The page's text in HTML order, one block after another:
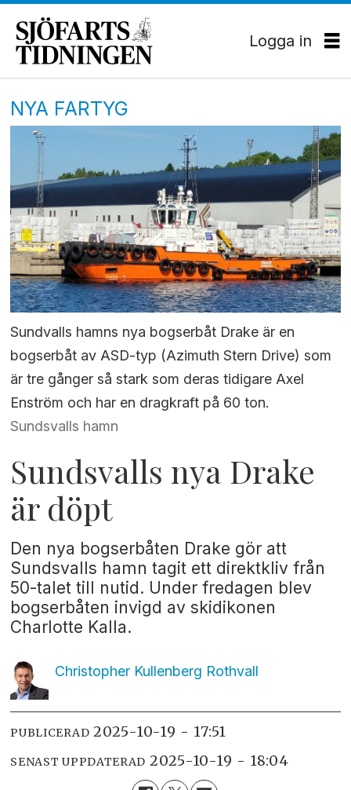
Logga in
NYA FARTYG
Sundvalls hamns nya bogserbåt Drake är en
bogserbåt av ASD-typ (Azimuth Stern Drive) som
är tre gånger så stark som deras tidigare Axel
Enström och har en dragkraft på 60 ton.
Sundsvalls hamn
Sundsvalls nya Drake
är döpt
Den nya bogserbåten Drake gör att
Sundsvalls hamn tagit ett direktkliv från
50-talet till nutid. Under fredagen blev
bogserbåten invigd av skidikonen
Charlotte Kalla.
Christopher Kullenberg Rothvall
PUBLICERAD 2025-10-19 - 17:51
SENAST UPPDATERAD 2025-10-19 - 18:04